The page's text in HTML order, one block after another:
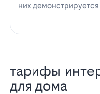
них демонстрируется
тарифы
для дома